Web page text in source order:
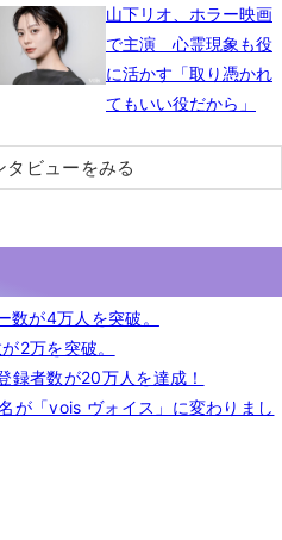
山下リオ、ホラー映画
で主演 心霊現象も役
に活かす「取り憑かれ
てもいい役だから」
タビューをみる
が4万人を突破。
2万を突破。
者数が20万人を達成！
「vois ヴォイス」に変わりまし